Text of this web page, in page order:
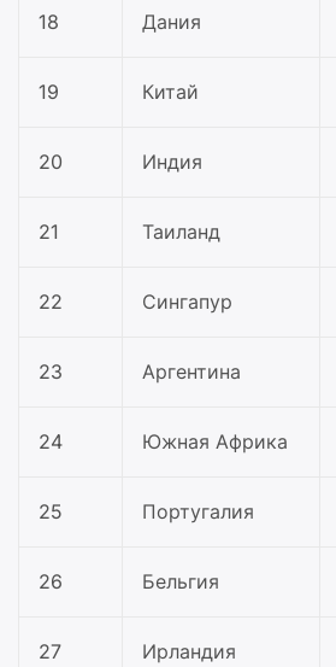
18 Дания
19 Китай
20 Индия
21 Таиланд
22 Сингапур
23 Аргентина
24 Южная Африка
25 Португалия
26 Бельгия
27 Ирландия